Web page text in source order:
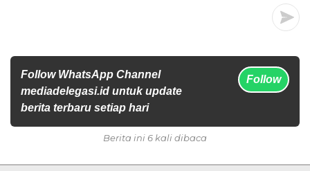
Follow WhatsApp Channel
mediadelegasi.id untuk update
berita terbaru setiap hari
Follow
Berita ini 6 kali dibaca